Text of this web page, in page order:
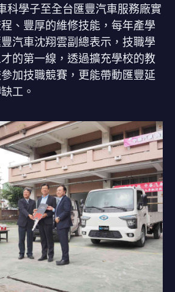
科學子至全台匯豐汽車服務廠實
、豐厚的維修技能，每年產學
汽車沈翔雲副總表示，技職學
的第一線，透過擴充學校的教
加技職競賽，更能帶動匯豐延
工。